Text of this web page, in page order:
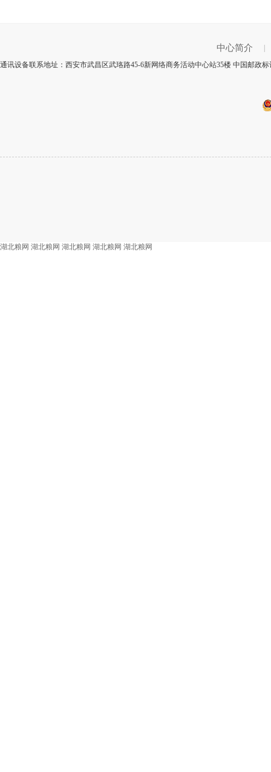
中心简介
|
通讯设备联系地址：西安市武昌区武珞路45-6新网络商务活动中心站35楼 中国邮政
湖北粮网 湖北粮网 湖北粮网 湖北粮网 湖北粮网